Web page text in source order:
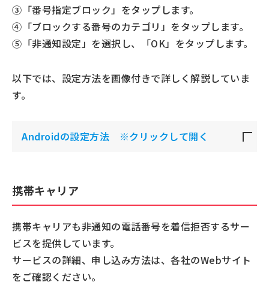
③「番号指定ブロック」をタップします。
④「ブロックする番号のカテゴリ」をタップします。
⑤「非通知設定」を選択し、「OK」をタップします。
以下では、設定方法を画像付きで詳しく解説していま
す。
Androidの設定方法 ※クリックして開く
携帯キャリア
携帯キャリアも非通知の電話番号を着信拒否するサー
ビスを提供しています。
サービスの詳細、申し込み方法は、各社のWebサイト
をご確認ください。